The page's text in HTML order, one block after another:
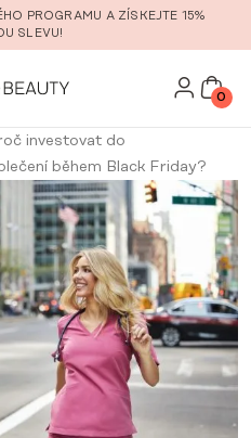
PROGRAMU A ZÍSKEJTE 15%
SLEVU!
0
investovat do
během Black Friday?